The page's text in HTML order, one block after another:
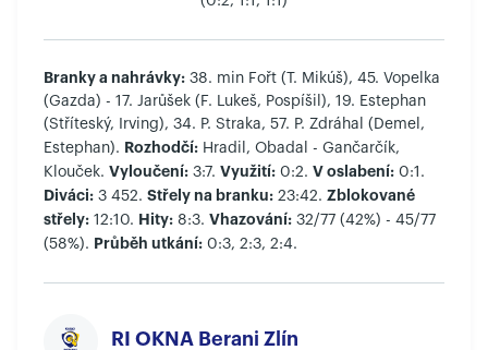
Branky a nahrávky: 38. min Fořt (T. Mikúš), 45. Vopelka
(Gazda) - 17. Jarůšek (F. Lukeš, Pospíšil), 19. Estephan
(Stříteský, Irving), 34. P. Straka, 57. P. Zdráhal (Demel,
Estephan). Rozhodčí: Hradil, Obadal - Gančarčík,
Klouček. Vyloučení: 3:7. Využití: 0:2. V oslabení: 0:1.
Diváci: 3 452. Střely na branku: 23:42. Zblokované
střely: 12:10. Hity: 8:3. Vhazování: 32/77 (42%) - 45/77
(58%). Průběh utkání: 0:3, 2:3, 2:4.
RI OKNA Berani Zlín